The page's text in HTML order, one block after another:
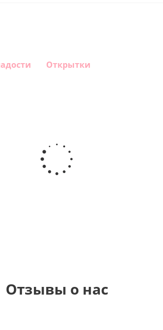
Открытки
Звезда - С
днем
рождения
Отзывы о нас